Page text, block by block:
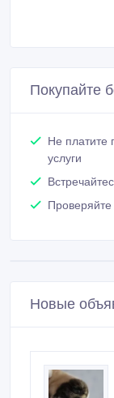
Покупайте
Не платите
услуги
Проверяйте
Новые